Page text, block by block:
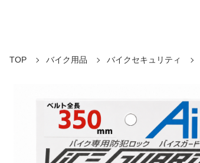
TOP バイク用品 バイクセキュリティ